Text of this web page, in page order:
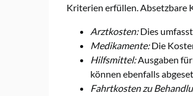
Kriterien erfüllen. Absetzbare
Arztkosten:Dies
Medikamente:Die
Hilfsmittel:Ausgaben
können ebenfalls
Fahrtkosten zu